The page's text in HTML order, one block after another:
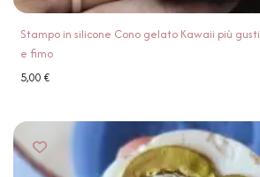
Stampo in silicone Cono gelato Kawaii più
e fimo
5,00€